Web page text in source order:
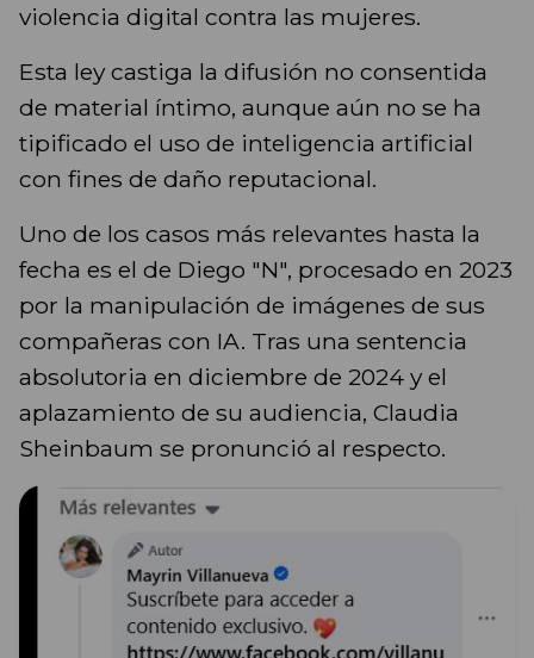
violencia digital contra las mujeres.
Esta ley castiga la difusión no consentida
de material íntimo, aunque aún no se ha
tipificado el uso de inteligencia artificial
con fines de daño reputacional.
Uno de los casos más relevantes hasta la
fecha es el de Diego "N", procesado en 2023
por la manipulación de imágenes de sus
compañeras con IA. Tras una sentencia
absolutoria en diciembre de 2024 y el
aplazamiento de su audiencia, Claudia
Sheinbaum se pronunció al respecto.